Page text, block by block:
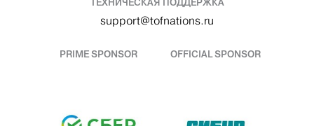
ТЕХНИЧЕСКАЯ ПОДДЕРЖКА
support@tofnations.ru
PRIME SPONSOR OFFICIAL SPONSOR